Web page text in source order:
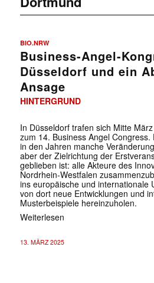
BIO.NRW
Business-Angel-
Düsseldorf und ein
Ansage
HINTERGRUND
In Düsseldorf trafen sich Mitte
zum 14. Business Angel
in den Jahren manche
aber der Zielrichtung der
geblieben ist: alle Akteure des
Nordrhein-Westfalen
ins europäische und internationale
von dort neue Entwicklungen und
Musterbeispiele hereinzuholen.
Weiterlesen
13. MÄRZ 2025